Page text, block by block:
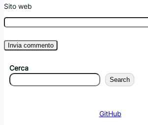
Sito web
Cerca
Search
GitHub